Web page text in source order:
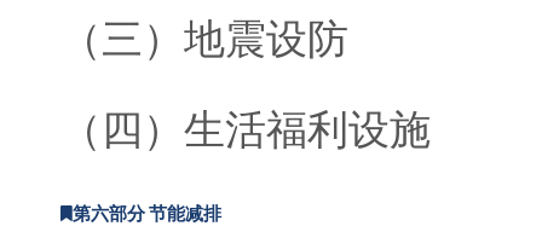
（三）地震设防
（四）生活福利设施
第六部分 节能减排